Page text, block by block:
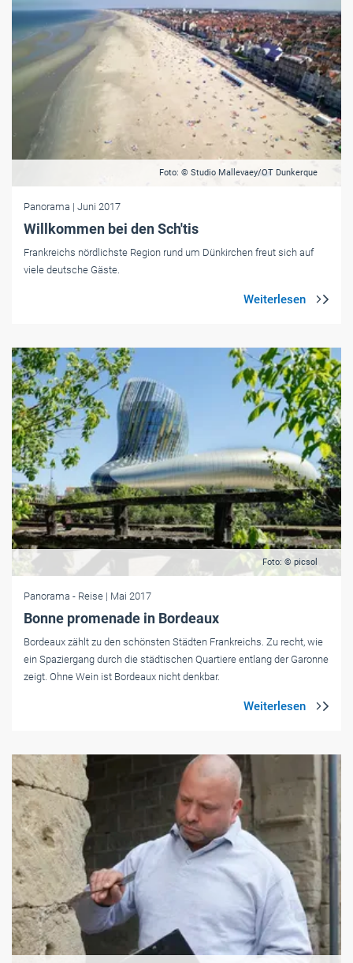
Foto: © Studio Mallevaey/OT Dunkerque
Panorama | Juni 2017
Willkommen bei den Sch'tis
Frankreichs nördlichste Region rund um Dünkirchen freut sich auf
viele deutsche Gäste.
Foto: © picsol
Panorama - Reise | Mai 2017
Bonne promenade in Bordeaux
Bordeaux zählt zu den schönsten Städten Frankreichs. Zu recht, wie
ein Spaziergang durch die städtischen Quartiere entlang der Garonne
zeigt. Ohne Wein ist Bordeaux nicht denkbar.